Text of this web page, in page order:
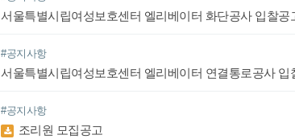
서울특별시립여성보호센터 엘리베이터 화단공사 입찰공
#공지사항
서울특별시립여성보호센터 엘리베이터 연결통로공사 입
#공지사항
조리원 모집공고